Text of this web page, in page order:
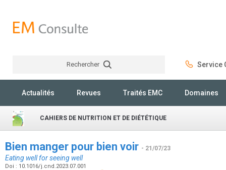
Rechercher Service
Actualités Revues Traités EMC Domaines
CAHIERS DE NUTRITION ET DE DIÉTÉTIQUE
Bien manger pour bien voir - 21/07/23
Eating well for seeing well
Doi : 10.1016/j.cnd.2023.07.001